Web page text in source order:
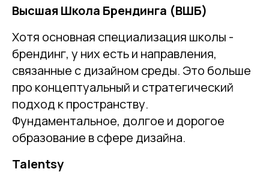
Высшая Школа Брендинга (ВШБ)
Хотя основная специализация школы -
брендинг, у них есть и направления,
связанные с дизайном среды. Это больше
про концептуальный и стратегический
подход к пространству.
Фундаментальное, долгое и дорогое
образование в сфере дизайна.
Talentsy